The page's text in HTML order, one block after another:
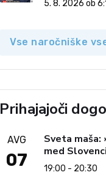
krščanstva
5. 8. 2026 ob
Vse naročniške
Prihajajoči
AVG
07
Sveta maša:
med
19:00 - 20:30